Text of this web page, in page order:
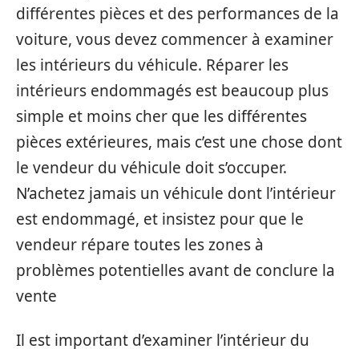
différentes pièces et des performances de la
voiture, vous devez commencer à examiner
les intérieurs du véhicule. Réparer les
intérieurs endommagés est beaucoup plus
simple et moins cher que les différentes
pièces extérieures, mais c’est une chose dont
le vendeur du véhicule doit s’occuper.
N’achetez jamais un véhicule dont l’intérieur
est endommagé, et insistez pour que le
vendeur répare toutes les zones à
problèmes potentielles avant de conclure la
vente
Il est important d’examiner l’intérieur du